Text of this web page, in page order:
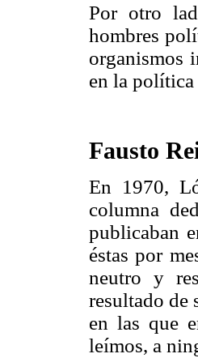
Por otro
hombres
organismos
en la
Fausto
En 1970,
columna
publicaban
éstas por
neutro y
resultado de
en las que
leímos, a